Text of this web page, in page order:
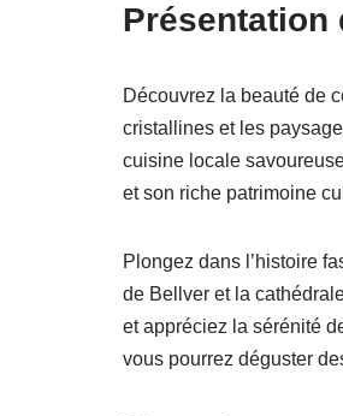
Présentation
Découvrez la beauté de
cristallines et les
cuisine locale
et son riche patrimoine
Plongez dans l’histoire
de Bellver et la
et appréciez la sérénité
vous pourrez déguster